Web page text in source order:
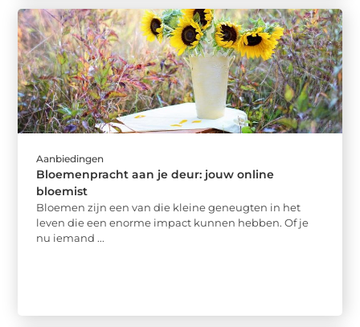
Aanbiedingen
Bloemenpracht aan je deur: jouw online
bloemist
Bloemen zijn een van die kleine geneugten in het
leven die een enorme impact kunnen hebben. Of je
nu iemand ...